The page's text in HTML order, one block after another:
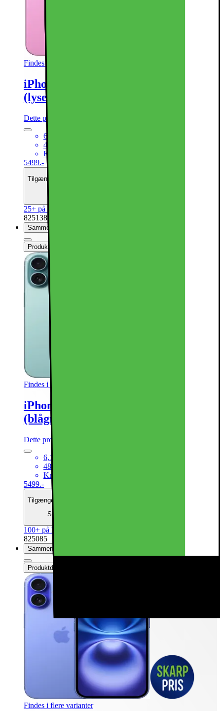
Findes i flere varianter
iPhone 16 – 5G smartphone 128GB
(lyserød)
Dette produkt er blevet bedømt til 4.8 ud af 5 stjerner.
6,1“ Super Retina XDR-skærm
48MP hovedkamera + 12MP ultrawide kamera
Kraftfuld A18 Bionic CPU med 5G
5499.-
Tilgængelig med finansiering
Se månedspris
25+ på lager online
825138
Sammenlign
Produktdatablad
Findes i flere varianter
iPhone 16 – 5G smartphone 128GB
(blågrøn)
Dette produkt er blevet bedømt til 4.8 ud af 5 stjerner.
6,1“ Super Retina XDR-skærm
48MP hovedkamera + 12MP ultrawide kamera
Kraftfuld A18 Bionic CPU med 5G
5499.-
Tilgængelig med finansiering
Se månedspris
100+ på lager online
825085
Sammenlign
Produktdatablad
Findes i flere varianter